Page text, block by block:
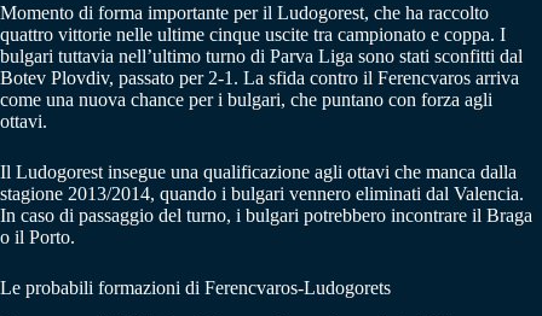
Momento di forma importante per il Ludogorest, che ha raccolto
quattro vittorie nelle ultime cinque uscite tra campionato e coppa. I
bulgari tuttavia nell’ultimo turno di Parva Liga sono stati sconfitti dal
Botev Plovdiv, passato per 2-1. La sfida contro il Ferencvaros arriva
come una nuova chance per i bulgari, che puntano con forza agli
ottavi.
Il Ludogorest insegue una qualificazione agli ottavi che manca dalla
stagione 2013/2014, quando i bulgari vennero eliminati dal Valencia.
In caso di passaggio del turno, i bulgari potrebbero incontrare il Braga
o il Porto.
Le probabili formazioni di Ferencvaros-Ludogorets